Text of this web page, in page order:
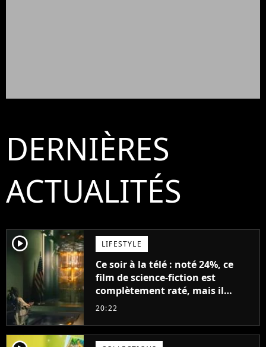
DERNIÈRES
ACTUALITÉS
player2 LIFESTYLE
Ce soir à la télé : noté 24%, ce
film de science-fiction est
complètement raté, mais il
aurait pu être encore pire à
20:22